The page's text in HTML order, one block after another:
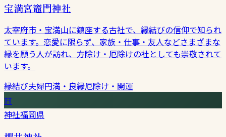
宝満宮竈門神社
太宰府市・宝満山に鎮座する古社で、縁結びの信仰で知られ
ています。恋愛に限らず、家族・仕事・友人などさまざまな
縁を願う人が訪れ、方除け・厄除けの社としても崇敬されて
います。
縁結び夫婦円満・良縁厄除け・開運
⛩
神社福岡県